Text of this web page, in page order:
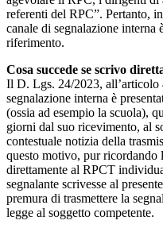
referenti del RPC”. Pertanto,
canale di segnalazione
riferimento.
Cosa succede se scrivo
Il D. Lgs. 24/2023, all’articolo
segnalazione interna è
(ossia ad esempio la scuola),
giorni dal suo ricevimento, al
contestuale notizia della
questo motivo, pur ricordando
direttamente al RPCT
segnalante scrivesse al
premura di trasmettere la
legge al soggetto competente.